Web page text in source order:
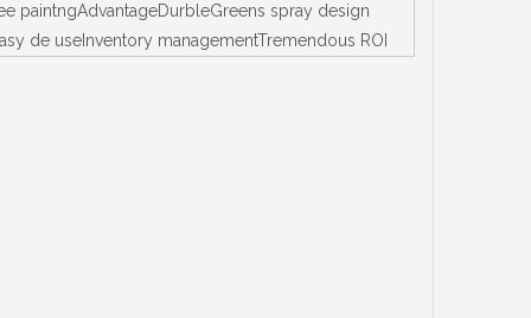
paintngAdvantageDurbleGreens spray design
de useInventory managementTremendous ROI